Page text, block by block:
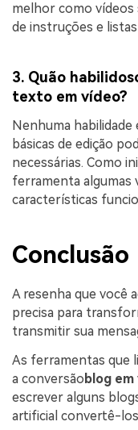
melhor como vídeos
de instruções e listas
3. Quão
texto em vídeo?
Nenhuma habilidade
básicas de edição
necessárias. Como
ferramenta algumas
características
Conclusão
A resenha que você
precisa para
transmitir sua
As ferramentas que
a conversão blog
escrever alguns
artificial convertê-